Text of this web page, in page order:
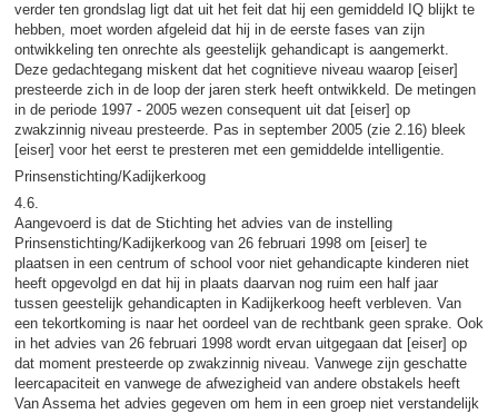
verder ten grondslag ligt dat uit het feit dat hij een gemiddeld IQ blijkt te
hebben, moet worden afgeleid dat hij in de eerste fases van zijn
ontwikkeling ten onrechte als geestelijk gehandicapt is aangemerkt.
Deze gedachtegang miskent dat het cognitieve niveau waarop [eiser]
presteerde zich in de loop der jaren sterk heeft ontwikkeld. De metingen
in de periode 1997 - 2005 wezen consequent uit dat [eiser] op
zwakzinnig niveau presteerde. Pas in september 2005 (zie 2.16) bleek
[eiser] voor het eerst te presteren met een gemiddelde intelligentie.
Prinsenstichting/Kadijkerkoog
4.6.
Aangevoerd is dat de Stichting het advies van de instelling
Prinsenstichting/Kadijkerkoog van 26 februari 1998 om [eiser] te
plaatsen in een centrum of school voor niet gehandicapte kinderen niet
heeft opgevolgd en dat hij in plaats daarvan nog ruim een half jaar
tussen geestelijk gehandicapten in Kadijkerkoog heeft verbleven. Van
een tekortkoming is naar het oordeel van de rechtbank geen sprake. Ook
in het advies van 26 februari 1998 wordt ervan uitgegaan dat [eiser] op
dat moment presteerde op zwakzinnig niveau. Vanwege zijn geschatte
leercapaciteit en vanwege de afwezigheid van andere obstakels heeft
Van Assema het advies gegeven om hem in een groep niet verstandelijk